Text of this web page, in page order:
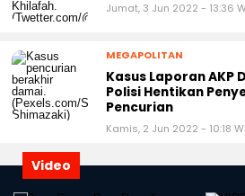
Jumat, 3 Jun 2022 - 13:36
MEGAPOLITAN
Kasus Laporan AKP
Polisi Hentikan
Pencurian
Kamis, 2 Jun 2022 - 10:18
Video